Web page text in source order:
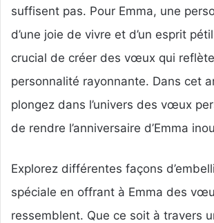
suffisent pas. Pour Emma, une
d’une joie de vivre et d’un esprit
crucial de créer des vœux qui
personnalité rayonnante. Dans cet
plongez dans l’univers des vœux
de rendre l’anniversaire d’Emma
Explorez différentes façons
spéciale en offrant à Emma des
ressemblent. Que ce soit à travers